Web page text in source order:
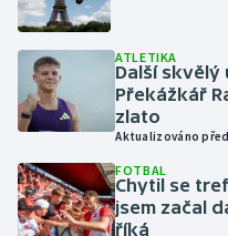
Házená
Jezdectví
Judo
Krasobruslení
ATLETIKA
Další skvělý
Překážkář
zlato
Aktualizováno
FOTBAL
Chytil se
jsem začal
říká